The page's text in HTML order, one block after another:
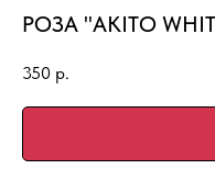
РОЗА "AKITO
350 р.